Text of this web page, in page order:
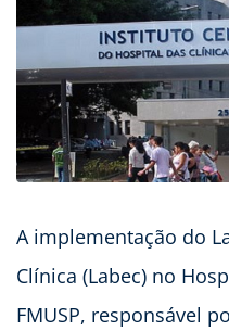
A implementação do
Clínica (Labec) no
FMUSP, responsável